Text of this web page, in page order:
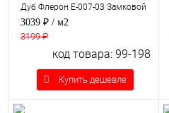
Дуб Флерон E-007-03 Замковой
3039 ₽ / м2
3199 ₽
код товара: 99-198
Купить дешевле